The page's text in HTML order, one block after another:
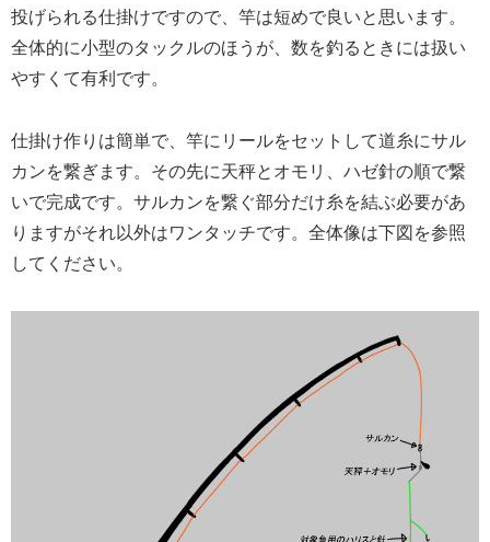
投げられる仕掛けですので、竿は短めで良いと思います。
全体的に小型のタックルのほうが、数を釣るときには扱い
やすくて有利です。
仕掛け作りは簡単で、竿にリールをセットして道糸にサル
カンを繋ぎます。その先に天秤とオモリ、ハゼ針の順で繋
いで完成です。サルカンを繋ぐ部分だけ糸を結ぶ必要があ
りますがそれ以外はワンタッチです。全体像は下図を参照
してください。